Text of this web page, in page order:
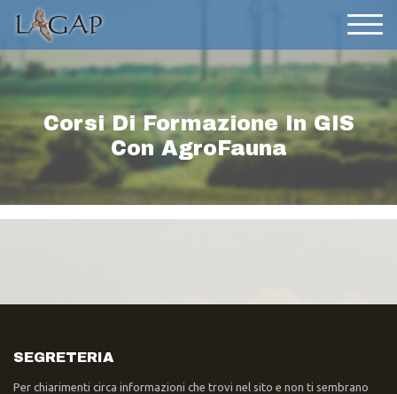
Corsi Di Formazione In GIS
Con AgroFauna
SEGRETERIA
Per chiarimenti circa informazioni che trovi nel sito e non ti sembrano